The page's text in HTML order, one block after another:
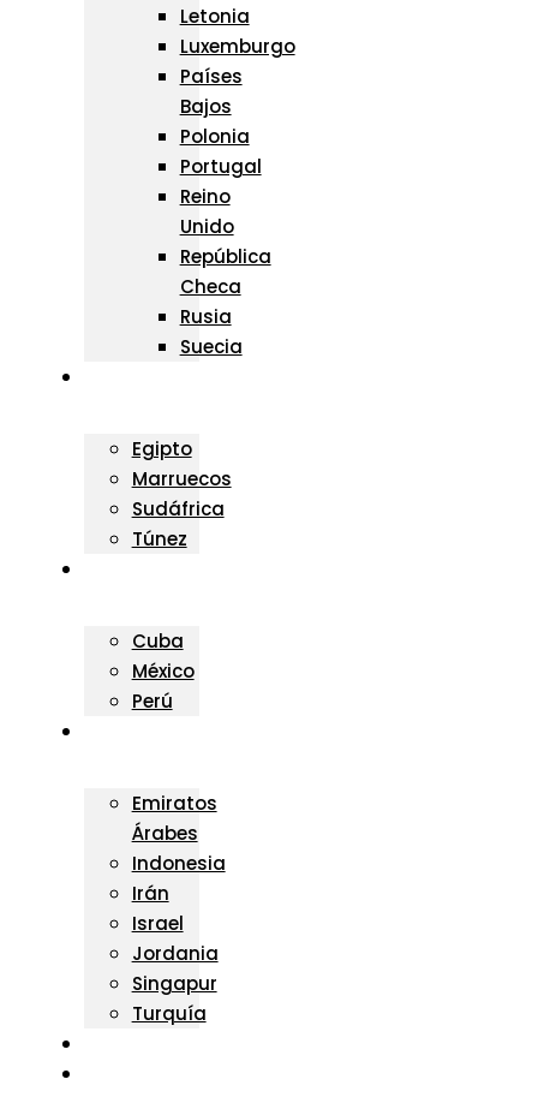
Letonia
Luxemburgo
Países
Bajos
Polonia
Portugal
Reino
Unido
República
Checa
Rusia
Suecia
Egipto
Marruecos
Sudáfrica
Túnez
Cuba
México
Perú
Emiratos
Árabes
Indonesia
Irán
Israel
Jordania
Singapur
Turquía